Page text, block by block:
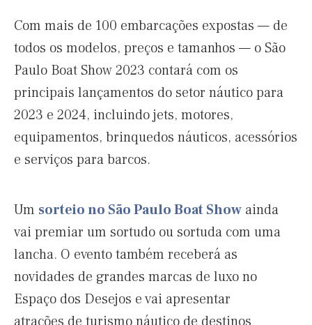
Com mais de 100 embarcações expostas — de
todos os modelos, preços e tamanhos — o São
Paulo Boat Show 2023 contará com os
principais lançamentos do setor náutico para
2023 e 2024, incluindo jets, motores,
equipamentos, brinquedos náuticos, acessórios
e serviços para barcos.
Um sorteio no São Paulo Boat Show ainda
vai premiar um sortudo ou sortuda com uma
lancha. O evento também receberá as
novidades de grandes marcas de luxo no
Espaço dos Desejos e vai apresentar